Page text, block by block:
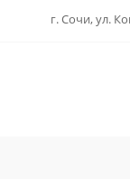
г. Сочи, ул.